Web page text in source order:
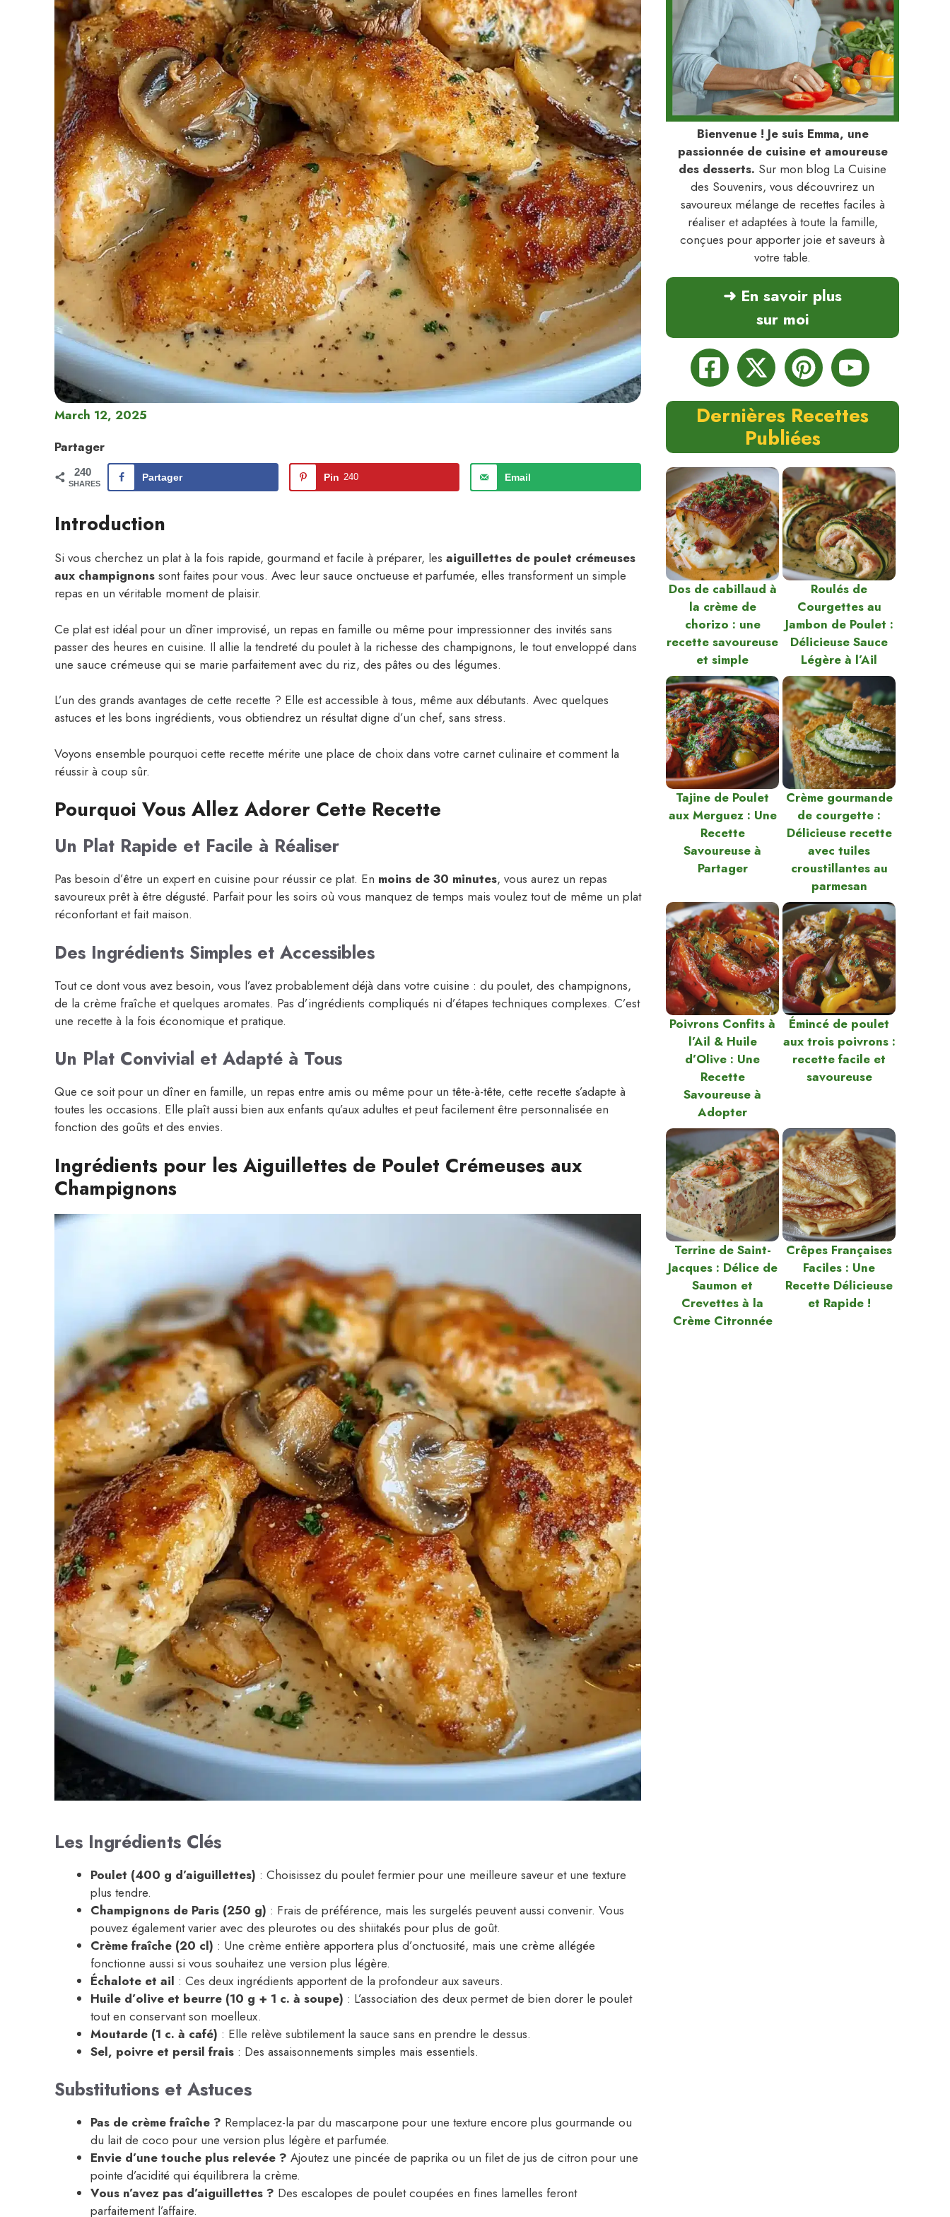
March 12, 2025
Partager
240
SHARES
Partager Pin 240 Email
Introduction
Si vous cherchez un plat à la fois rapide, gourmand et facile à préparer, les aiguillettes de poulet crémeuses
aux champignons sont faites pour vous. Avec leur sauce onctueuse et parfumée, elles transforment un simple
repas en un véritable moment de plaisir.
Ce plat est idéal pour un dîner improvisé, un repas en famille ou même pour impressionner des invités sans
passer des heures en cuisine. Il allie la tendreté du poulet à la richesse des champignons, le tout enveloppé dans
une sauce crémeuse qui se marie parfaitement avec du riz, des pâtes ou des légumes.
L’un des grands avantages de cette recette ? Elle est accessible à tous, même aux débutants. Avec quelques
astuces et les bons ingrédients, vous obtiendrez un résultat digne d’un chef, sans stress.
Voyons ensemble pourquoi cette recette mérite une place de choix dans votre carnet culinaire et comment la
réussir à coup sûr.
Pourquoi Vous Allez Adorer Cette Recette
Un Plat Rapide et Facile à Réaliser
Pas besoin d’être un expert en cuisine pour réussir ce plat. En moins de 30 minutes, vous aurez un repas
savoureux prêt à être dégusté. Parfait pour les soirs où vous manquez de temps mais voulez tout de même un plat
réconfortant et fait maison.
Des Ingrédients Simples et Accessibles
Tout ce dont vous avez besoin, vous l’avez probablement déjà dans votre cuisine : du poulet, des champignons,
de la crème fraîche et quelques aromates. Pas d’ingrédients compliqués ni d’étapes techniques complexes. C’est
une recette à la fois économique et pratique.
Un Plat Convivial et Adapté à Tous
Que ce soit pour un dîner en famille, un repas entre amis ou même pour un tête-à-tête, cette recette s’adapte à
toutes les occasions. Elle plaît aussi bien aux enfants qu’aux adultes et peut facilement être personnalisée en
fonction des goûts et des envies.
Ingrédients pour les Aiguillettes de Poulet Crémeuses aux
Champignons
Les Ingrédients Clés
Poulet (400 g d’aiguillettes) : Choisissez du poulet fermier pour une meilleure saveur et une texture
plus tendre.
Champignons de Paris (250 g) : Frais de préférence, mais les surgelés peuvent aussi convenir. Vous
pouvez également varier avec des pleurotes ou des shiitakés pour plus de goût.
Crème fraîche (20 cl) : Une crème entière apportera plus d’onctuosité, mais une crème allégée
fonctionne aussi si vous souhaitez une version plus légère.
Échalote et ail : Ces deux ingrédients apportent de la profondeur aux saveurs.
Huile d’olive et beurre (10 g + 1 c. à soupe) : L’association des deux permet de bien dorer le poulet
tout en conservant son moelleux.
Moutarde (1 c. à café) : Elle relève subtilement la sauce sans en prendre le dessus.
Sel, poivre et persil frais : Des assaisonnements simples mais essentiels.
Substitutions et Astuces
Pas de crème fraîche ? Remplacez-la par du mascarpone pour une texture encore plus gourmande ou
du lait de coco pour une version plus légère et parfumée.
Envie d’une touche plus relevée ? Ajoutez une pincée de paprika ou un filet de jus de citron pour une
pointe d’acidité qui équilibrera la crème.
Vous n’avez pas d’aiguillettes ? Des escalopes de poulet coupées en fines lamelles feront
parfaitement l’affaire.
Bienvenue ! Je suis Emma, une
passionnée de cuisine et amoureuse
des desserts. Sur mon blog La Cuisine
des Souvenirs, vous découvrirez un
savoureux mélange de recettes faciles à
réaliser et adaptées à toute la famille,
conçues pour apporter joie et saveurs à
votre table.
➜ En savoir plus
sur moi
Dernières Recettes
Publiées
Dos de cabillaud à
la crème de
chorizo : une
recette savoureuse
et simple
Roulés de
Courgettes au
Jambon de Poulet :
Délicieuse Sauce
Légère à l’Ail
Tajine de Poulet
aux Merguez : Une
Recette
Savoureuse à
Partager
Crème gourmande
de courgette :
Délicieuse recette
avec tuiles
croustillantes au
parmesan
Poivrons Confits à
l’Ail & Huile
d’Olive : Une
Recette
Savoureuse à
Adopter
Émincé de poulet
aux trois poivrons :
recette facile et
savoureuse
Terrine de Saint-
Jacques : Délice de
Saumon et
Crevettes à la
Crème Citronnée
Crêpes Françaises
Faciles : Une
Recette Délicieuse
et Rapide !